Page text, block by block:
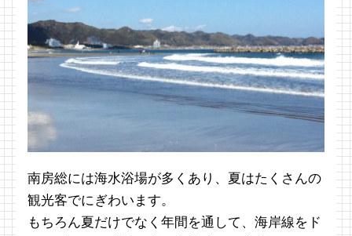
南房総には海水浴場が多くあり、夏はたくさんの
観光客でにぎわいます。
もちろん夏だけでなく年間を通して、海岸線をド